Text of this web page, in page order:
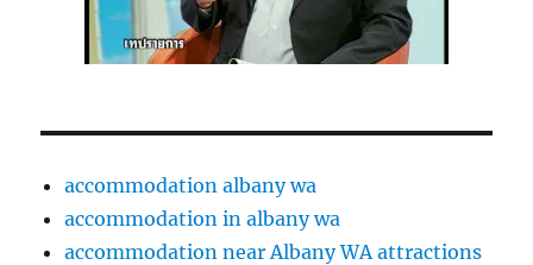
accommodation albany wa
accommodation in albany wa
accommodation near Albany WA attractions